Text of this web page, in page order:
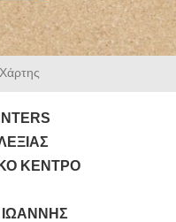
ΧΕΙΡΟΥΡΓΟΣ ΚΑΛΑΜΑΡΙΑ
ΘΕΣΣΑΛΟΝΙΚΗ
ΠΑΝΑΓΟΠΟΥΛΟΥ ΜΑΡΙΑ
Χάρτης
ΚΕΝΤΡΟ